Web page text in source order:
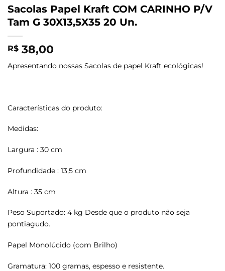
Sacolas Papel Kraft COM CARINHO P/V
Tam G 30X13,5X35 20 Un.
R$ 38,00
Apresentando nossas Sacolas de papel Kraft ecológicas!
Características do produto:
Medidas:
Largura : 30 cm
Profundidade : 13,5 cm
Altura : 35 cm
Peso Suportado: 4 kg Desde que o produto não seja
pontiagudo.
Papel Monolúcido (com Brilho)
Gramatura: 100 gramas, espesso e resistente.